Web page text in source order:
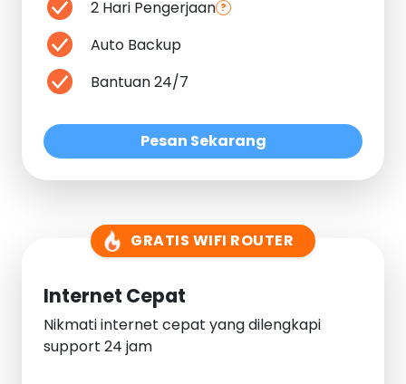
2 Hari Pengerjaan ?
Auto Backup
Bantuan 24/7
Pesan Sekarang
GRATIS WIFI ROUTER
Internet Cepat
Nikmati internet cepat yang dilengkapi
support 24 jam